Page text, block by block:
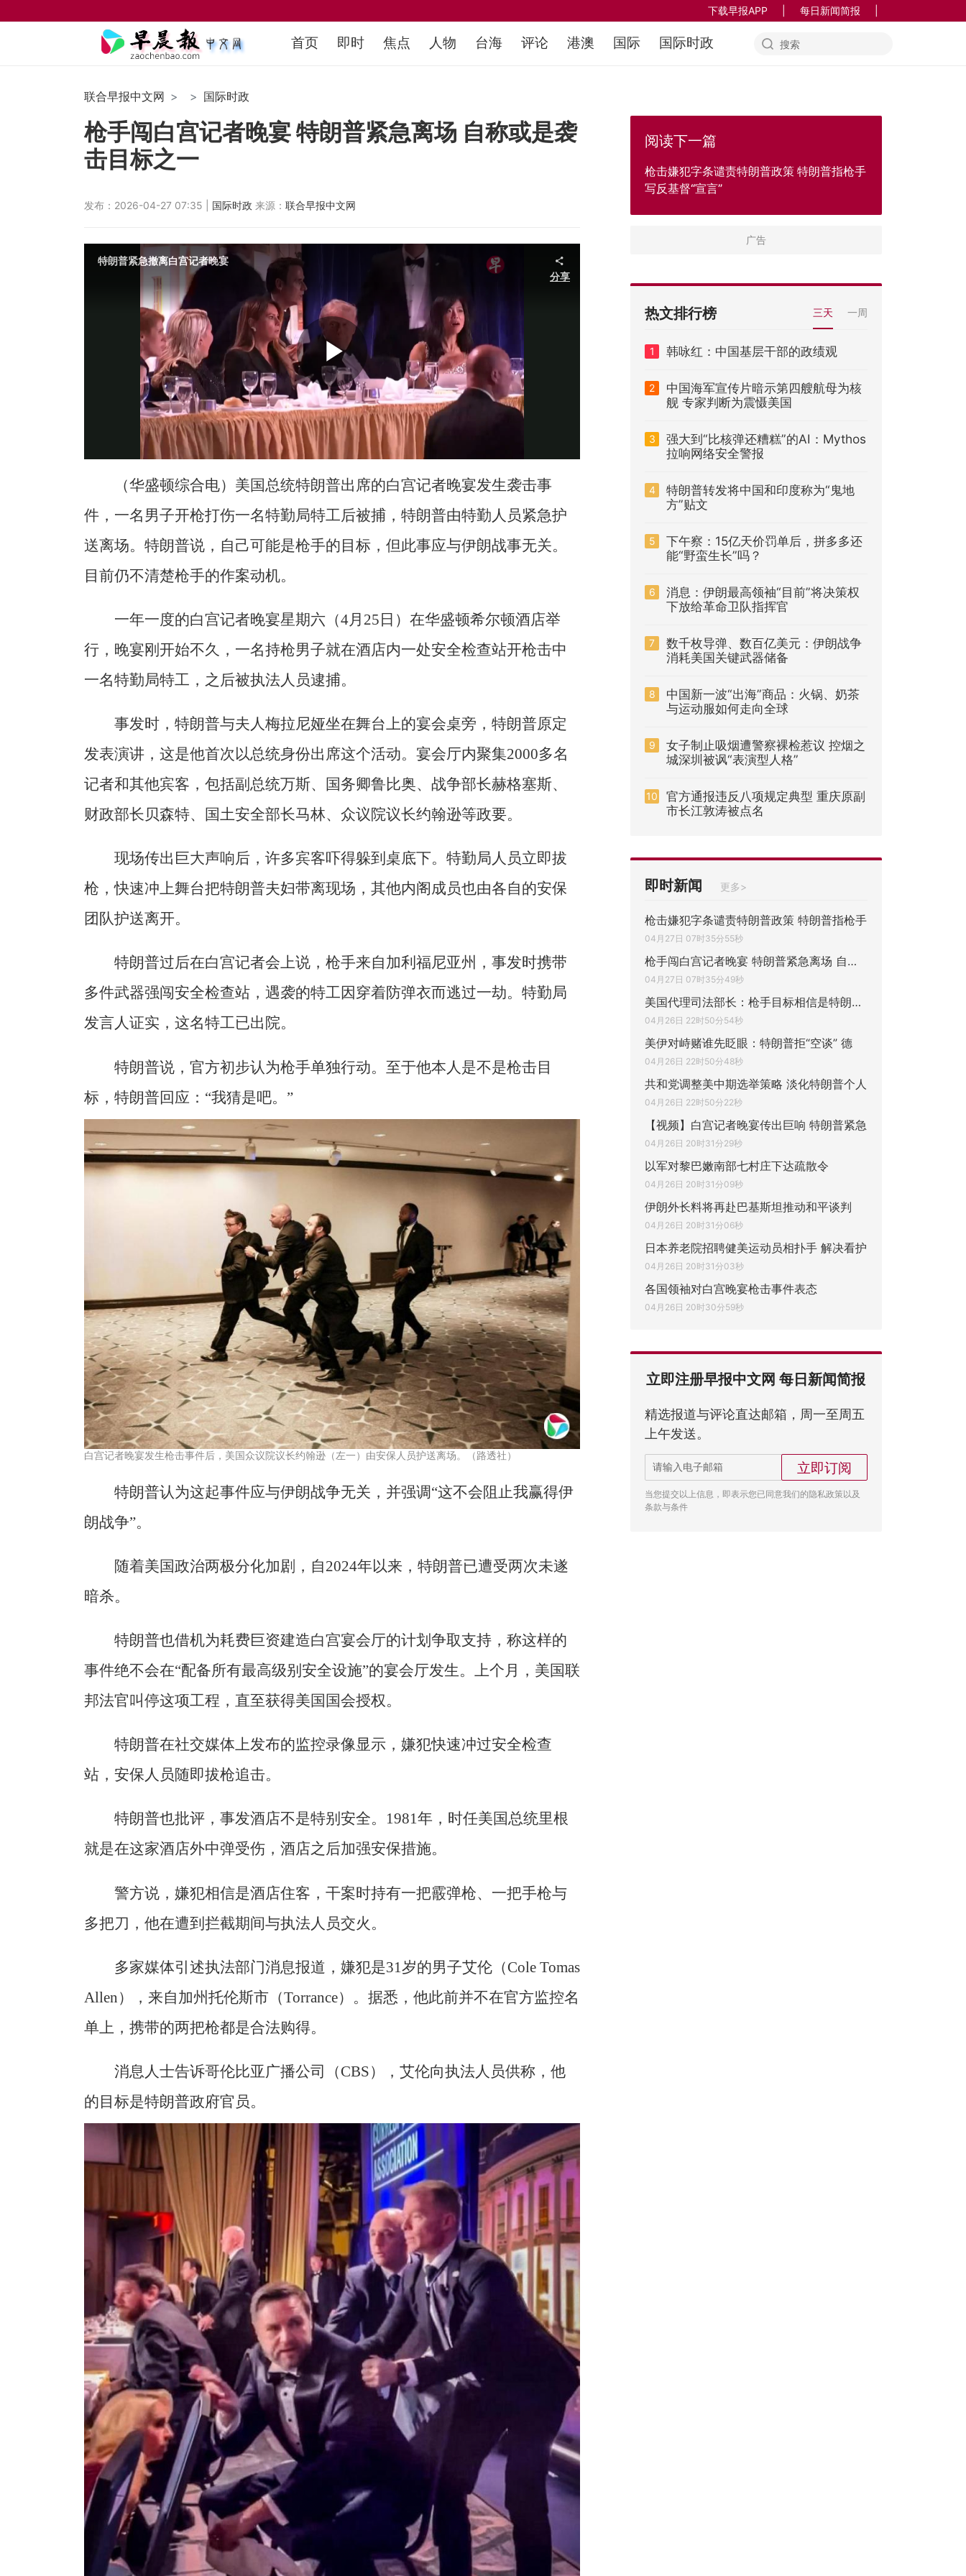
下载早报APP 每日新闻简报
首页 即时 焦点 人物 台海 评论 港澳 国际 国际时政
联合早报中文网 国际时政
枪手闯白宫记者晚宴 特朗普紧急离场 自称或是袭
击目标之一
发布：2026-04-27 07:35 | 国际时政 来源： 联合早报中文网
（华盛顿综合电）美国总统特朗普出席的白宫记者晚宴发生袭击事
件，一名男子开枪打伤一名特勤局特工后被捕，特朗普由特勤人员紧急护
送离场。特朗普说，自己可能是枪手的目标，但此事应与伊朗战事无关。
目前仍不清楚枪手的作案动机。
一年一度的白宫记者晚宴星期六（4月25日）在华盛顿希尔顿酒店举
行，晚宴刚开始不久，一名持枪男子就在酒店内一处安全检查站开枪击中
一名特勤局特工，之后被执法人员逮捕。
事发时，特朗普与夫人梅拉尼娅坐在舞台上的宴会桌旁，特朗普原定
发表演讲，这是他首次以总统身份出席这个活动。宴会厅内聚集2000多名
记者和其他宾客，包括副总统万斯、国务卿鲁比奥、战争部长赫格塞斯、
财政部长贝森特、国土安全部长马林、众议院议长约翰逊等政要。
现场传出巨大声响后，许多宾客吓得躲到桌底下。特勤局人员立即拔
枪，快速冲上舞台把特朗普夫妇带离现场，其他内阁成员也由各自的安保
团队护送离开。
特朗普过后在白宫记者会上说，枪手来自加利福尼亚州，事发时携带
多件武器强闯安全检查站，遇袭的特工因穿着防弹衣而逃过一劫。特勤局
发言人证实，这名特工已出院。
特朗普说，官方初步认为枪手单独行动。至于他本人是不是枪击目
标，特朗普回应：“我猜是吧。”
白宫记者晚宴发生枪击事件后，美国众议院议长约翰逊（左一）由安保人员护送离场。（路透社）
特朗普认为这起事件应与伊朗战争无关，并强调“这不会阻止我赢得伊
朗战争”。
随着美国政治两极分化加剧，自2024年以来，特朗普已遭受两次未遂
暗杀。
特朗普也借机为耗费巨资建造白宫宴会厅的计划争取支持，称这样的
事件绝不会在“配备所有最高级别安全设施”的宴会厅发生。上个月，美国联
邦法官叫停这项工程，直至获得美国国会授权。
特朗普在社交媒体上发布的监控录像显示，嫌犯快速冲过安全检查
站，安保人员随即拔枪追击。
特朗普也批评，事发酒店不是特别安全。1981年，时任美国总统里根
就是在这家酒店外中弹受伤，酒店之后加强安保措施。
警方说，嫌犯相信是酒店住客，干案时持有一把霰弹枪、一把手枪与
多把刀，他在遭到拦截期间与执法人员交火。
多家媒体引述执法部门消息报道，嫌犯是31岁的男子艾伦（Cole Tomas
Allen），来自加州托伦斯市（Torrance）。据悉，他此前并不在官方监控名
单上，携带的两把枪都是合法购得。
消息人士告诉哥伦比亚广播公司（CBS），艾伦向执法人员供称，他
的目标是特朗普政府官员。
阅读下一篇
枪击嫌犯字条谴责特朗普政策 特朗普指枪手
写反基督“宣言”
热文排行榜 三天 一周
1 韩咏红：中国基层干部的政绩观
2
中国海军宣传片暗示第四艘航母为核
舰 专家判断为震慑美国
3
强大到“比核弹还糟糕”的AI：Mythos
拉响网络安全警报
4
特朗普转发将中国和印度称为“鬼地
方”贴文
5
下午察：15亿天价罚单后，拼多多还
能“野蛮生长”吗？
6
消息：伊朗最高领袖“目前”将决策权
下放给革命卫队指挥官
7
数千枚导弹、数百亿美元：伊朗战争
消耗美国关键武器储备
8
中国新一波“出海”商品：火锅、奶茶
与运动服如何走向全球
9
女子制止吸烟遭警察裸检惹议 控烟之
城深圳被讽“表演型人格”
10
官方通报违反八项规定典型 重庆原副
市长江敦涛被点名
即时新闻 更多>
枪击嫌犯字条谴责特朗普政策 特朗普指枪手
04月27日 07时35分55秒
枪手闯白宫记者晚宴 特朗普紧急离场 自称或
04月27日 07时35分49秒
美国代理司法部长：枪手目标相信是特朗普政
04月26日 22时50分54秒
美伊对峙赌谁先眨眼：特朗普拒“空谈” 德
04月26日 22时50分48秒
共和党调整美中期选举策略 淡化特朗普个人
04月26日 22时50分22秒
【视频】白宫记者晚宴传出巨响 特朗普紧急
04月26日 20时31分29秒
以军对黎巴嫩南部七村庄下达疏散令
04月26日 20时31分09秒
伊朗外长料将再赴巴基斯坦推动和平谈判
04月26日 20时31分06秒
日本养老院招聘健美运动员相扑手 解决看护
04月26日 20时31分03秒
各国领袖对白宫晚宴枪击事件表态
04月26日 20时30分59秒
立即注册早报中文网 每日新闻简报
精选报道与评论直达邮箱，周一至周五
上午发送。
立即订阅
当您提交以上信息，即表示您已同意我们的隐私政策以及
条款与条件